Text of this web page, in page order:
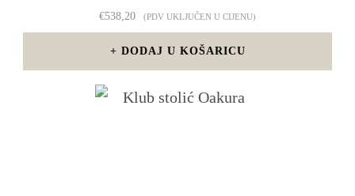
€538,20 (PDV UKLJUČEN U CIJENU)
DODAJ U KOŠARICU